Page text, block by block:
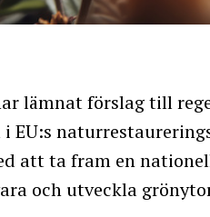
lämnat förslag till
i EU:s
att ta fram en
och utveckla